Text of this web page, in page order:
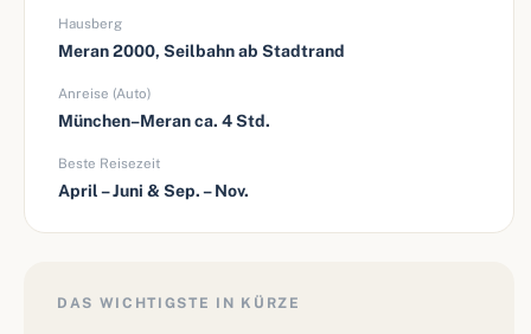
Hausberg
Meran 2000, Seilbahn ab Stadtrand
Anreise (Auto)
München–Meran ca. 4 Std.
Beste Reisezeit
April – Juni & Sep. – Nov.
DAS WICHTIGSTE IN KÜRZE